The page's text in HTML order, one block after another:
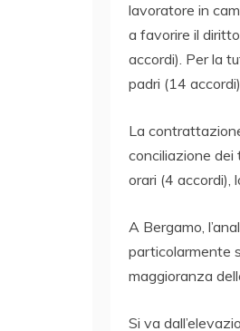
lavoratore in
a favorire il
accordi). Per la
padri (14
La
conciliazione dei
orari (4 accordi),
A Bergamo,
particolarmente
maggioranza
Si va